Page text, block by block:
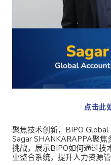
点击此
聚焦技术创新，BIPO
Sagar SHANKARAPPA聚焦
挑战，展示BIPO如何通过技
业整合系统，提升人力资源